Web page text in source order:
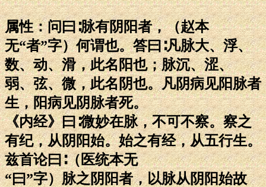
属性：问曰∶脉有阴阳者，（赵本
无“者”字）何谓也。答曰∶凡脉大、浮、
数、动、滑，此名阳也；脉沉、涩、
弱、弦、微，此名阴也。凡阴病见阳脉者
生，阳病见阴脉者死。
《内经》曰∶微妙在脉，不可不察。察之
有纪，从阴阳始。始之有经，从五行生。
兹首论曰∶（医统本无
“曰”字）脉之阴阳者，以脉从阴阳始故